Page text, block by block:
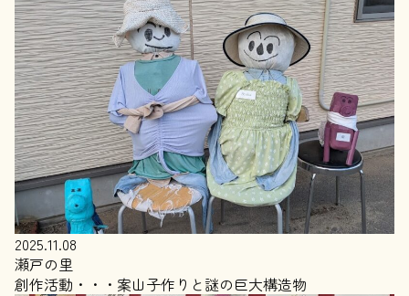
2025.11.08
瀬戸の里
創作活動・・・案山子作りと謎の巨大構造物